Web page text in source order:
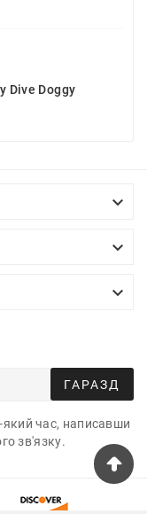
Dive Doggy



ГАРАЗД
який час, написавши
зв'язку.